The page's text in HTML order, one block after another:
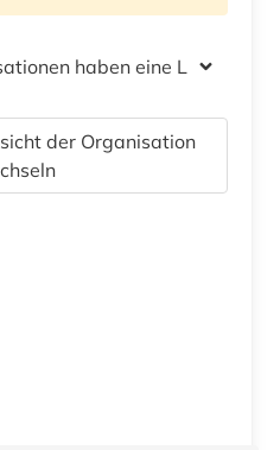
haben eine Lizenz
der Organisation